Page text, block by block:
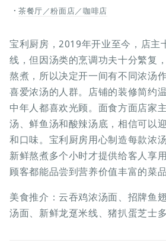
茶餐厅／粉面店／咖啡店
宝利厨房，2019年开业至今，店主
线，但因汤类的烹调功夫十分繁复
熬煮，所以决定开一间有不同浓汤
喜爱浓汤的人群。店铺的装修简约
中年人都喜欢光顾。面食方面店家
汤、鲜鱼汤和酸辣汤底，相信可以
和口味。宝利厨房用心制造每款浓
新鲜熬煮多个小时才提供给客人享
顾客都能品尝到营养价值丰富的菜
美食推介：云吞鸡浓汤面、招牌鱼
汤面、新鲜龙趸米线、猪扒蛋芝士